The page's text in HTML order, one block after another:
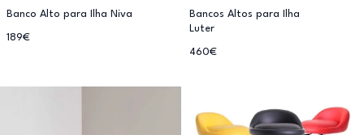
Banco Alto para Ilha Niva
189€
Bancos Altos para Ilha
Luter
460€